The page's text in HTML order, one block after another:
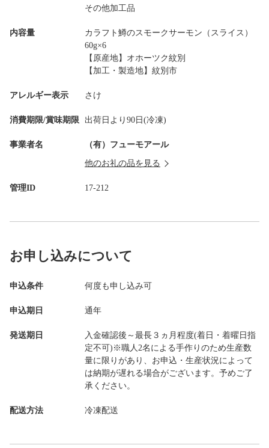
その他加工品
内容量
カラフト鱒のスモークサーモン（スライス）
60g×6
【原産地】オホーツク紋別
【加工・製造地】紋別市
アレルギー表示 さけ
消費期限/賞味期限 出荷日より90日(冷凍)
事業者名 （有）フューモアール
他のお礼の品を見る
管理ID 17-212
お申し込みについて
申込条件 何度も申し込み可
申込期日 通年
発送期日
入金確認後～最長３ヵ月程度(着日・着曜日指
定不可)※職人2名による手作りのため生産数
量に限りがあり、お申込・生産状況によって
は納期が遅れる場合がございます。予めご了
承ください。
配送方法 冷凍配送